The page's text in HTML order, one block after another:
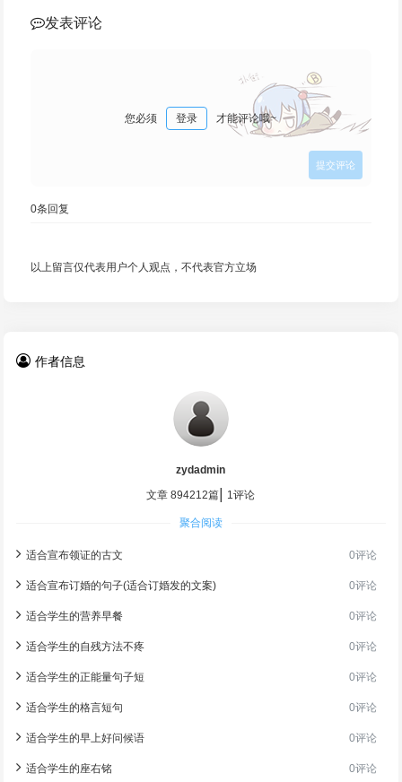
发表评论
您必须 登录 才能评论哦~
0条回复
以上留言仅代表用户个人观点，不代表官方立场
作者信息
zydadmin
文章 894212篇
1评论
聚合阅读
适合宣布领证的古文 0评论
适合宣布订婚的句子(适合订婚发的文案) 0评论
适合学生的营养早餐 0评论
适合学生的自残方法不疼 0评论
适合学生的正能量句子短 0评论
适合学生的格言短句 0评论
适合学生的早上好问候语 0评论
适合学生的座右铭 0评论